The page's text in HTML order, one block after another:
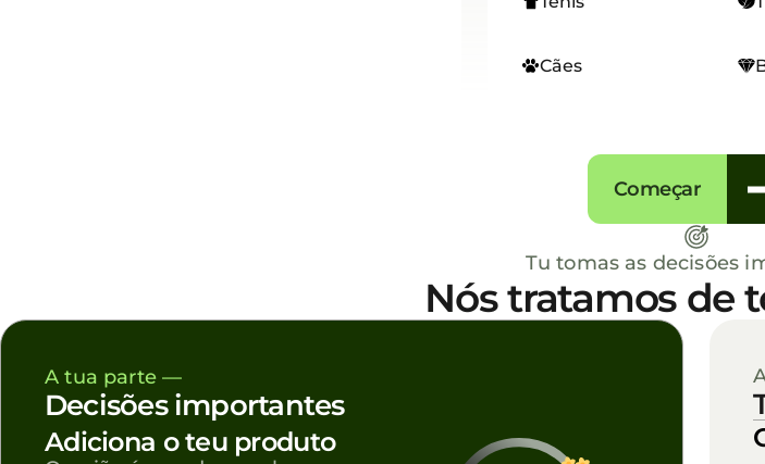
Cães
Começar
Tu tomas as decisões
Nós tratamos de
A tua parte —
Decisões importantes
Adiciona o teu produto